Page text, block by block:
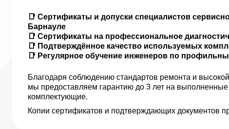
📑 Сертификаты и допуски специалистов
Барнауле
📑 Сертификаты на профессиональное
📑 Подтверждённое качество используемых
📑 Регулярное обучение инженеров по
Благодаря соблюдению стандартов ремонта и
мы предоставляем гарантию до 3 лет на
комплектующие.
Копии сертификатов и подтверждающих документов